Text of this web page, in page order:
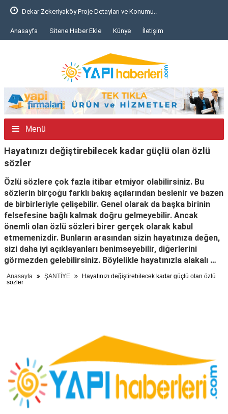
Dekar Zekeriyaköy Proje Detayları ve Konumu..
Anasayfa Sitene Haber Ekle Künye İletişim
Menü
Hayatınızı değiştirebilecek kadar güçlü olan özlü
sözler
Özlü sözlere çok fazla itibar etmiyor olabilirsiniz. Bu
sözlerin birçoğu farklı bakış açılarından beslenir ve bazen
de birbirleriyle çelişebilir. Genel olarak da başka birinin
felsefesine bağlı kalmak doğru gelmeyebilir. Ancak
önemli olan özlü sözleri birer gerçek olarak kabul
etmemenizdir. Bunların arasından sizin hayatınıza değen,
sizi daha iyi açıklayanları benimseyebilir, diğerlerini
görmezden gelebilirsiniz. Böylelikle hayatınızla alakalı …
Anasayfa ŞANTİYE
Hayatınızı değiştirebilecek kadar güçlü olan özlü
sözler